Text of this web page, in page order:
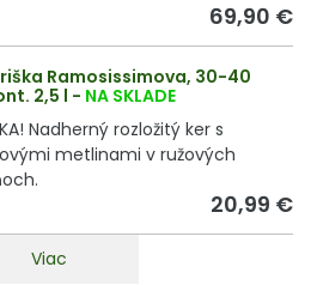
69,90 €
Ramosissimova, 30-40
2,5 l - NA SKLADE
Nadherný rozložitý ker s
metlinami v ružových
20,99 €
Viac